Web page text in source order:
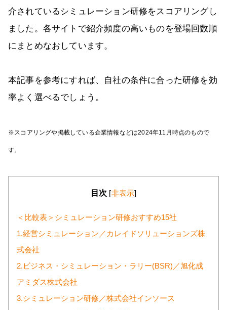
介されているシミュレーション研修をスコアリングし
ました。各サイトで紹介頻度の高いものを登場回数順
にまとめなおしています。
本記事を参考にすれば、自社の条件に合った研修を効
率よく選べるでしょう。
※スコアリングや掲載している企業情報などは2024年11月時点のもので
す。
目次 [非表示]
＜比較表＞シミュレーション研修おすすめ15社
1.経営シミュレーション／カレイドソリューションズ株
式会社
2.ビジネス・シミュレーション・ラリー(BSR)／旭化成
アミダス株式会社
3.シミュレーション研修／株式会社インソース